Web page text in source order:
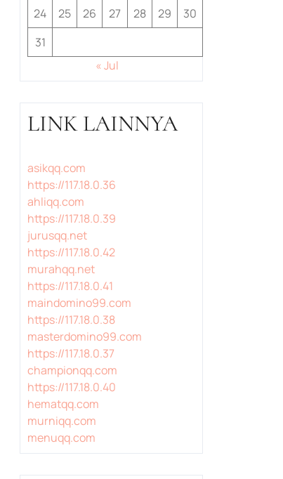
24
25 26 27 28 29
30
31
« Jul
LINK LAINNYA
asikqq.com
https://117.18.0.36
ahliqq.com
https://117.18.0.39
jurusqq.net
https://117.18.0.42
murahqq.net
https://117.18.0.41
maindomino99.com
https://117.18.0.38
masterdomino99.com
https://117.18.0.37
championqq.com
https://117.18.0.40
hematqq.com
murniqq.com
menuqq.com